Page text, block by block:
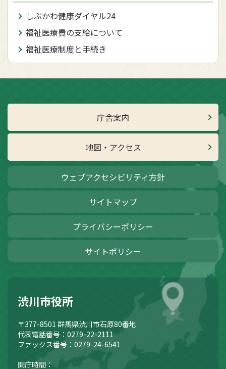
しぶかわ健康ダイヤル24
福祉医療費の支給について
福祉医療制度と手続き
庁舎案内
地図・アクセス
ウェブアクセシビリティ方針
サイトマップ
プライバシーポリシー
サイトポリシー
渋川市役所
〒377-8501 群馬県渋川市石原80番地
代表電話番号：0279-22-2111
ファックス番号：0279-24-6541
開庁時間：